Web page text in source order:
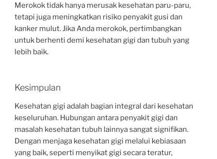
Merokok tidak hanya merusak kesehatan paru-paru,
tetapi juga meningkatkan risiko penyakit gusi dan
kanker mulut. Jika Anda merokok, pertimbangkan
untuk berhenti demi kesehatan gigi dan tubuh yang
lebih baik.
Kesimpulan
Kesehatan gigi adalah bagian integral dari kesehatan
keseluruhan. Hubungan antara penyakit gigi dan
masalah kesehatan tubuh lainnya sangat signifikan.
Dengan menjaga kesehatan gigi melalui kebiasaan
yang baik, seperti menyikat gigi secara teratur,